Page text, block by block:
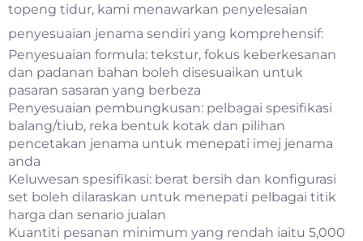
topeng tidur, kami menawarkan penyelesaian
penyesuaian jenama sendiri yang komprehensif:
Penyesuaian formula: tekstur, fokus keberkesanan
dan padanan bahan boleh disesuaikan untuk
pasaran sasaran yang berbeza
Penyesuaian pembungkusan: pelbagai spesifikasi
balang/tiub, reka bentuk kotak dan pilihan
pencetakan jenama untuk menepati imej jenama
anda
Keluwesan spesifikasi: berat bersih dan konfigurasi
set boleh dilaraskan untuk menepati pelbagai titik
harga dan senario jualan
Kuantiti pesanan minimum yang rendah iaitu 5,000